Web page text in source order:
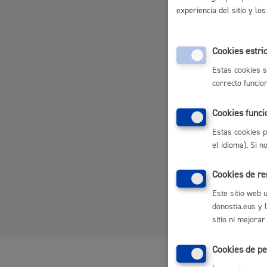
experiencia del sitio y
Cookies
Estas cookies
correcto
Cookies
Estas cookies
el idioma). Si
Cookies de
Este sitio web
donostia.eus y
sitio ni mejorar
Cookies de